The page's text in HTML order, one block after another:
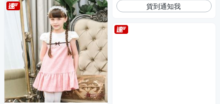
貨到通知我